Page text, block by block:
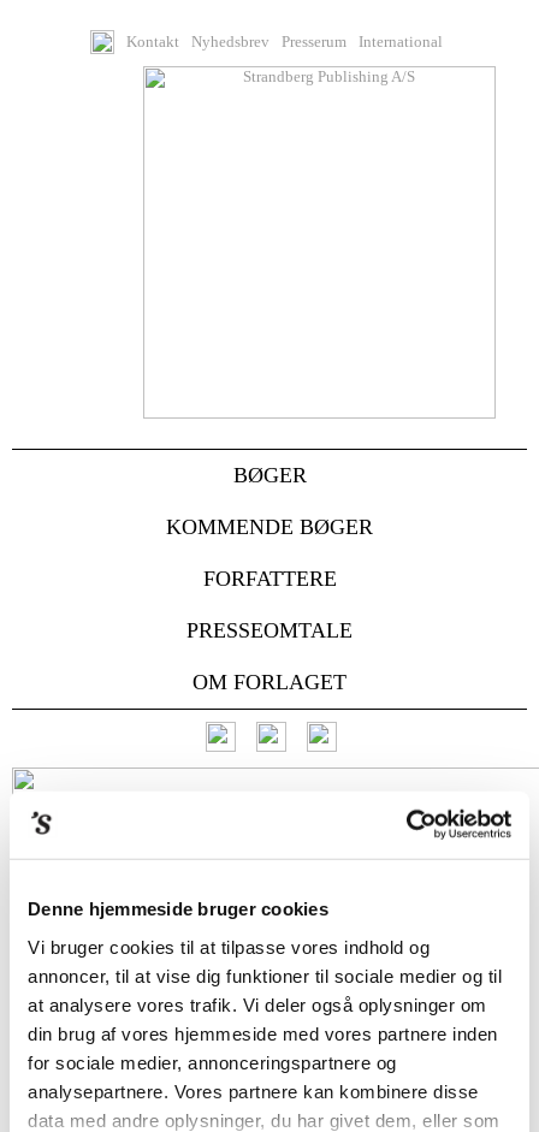
Denne hjemmeside bruger cookies
Vi bruger cookies til at tilpasse vores indhold og
annoncer, til at vise dig funktioner til sociale medier og til
at analysere vores trafik. Vi deler også oplysninger om
din brug af vores hjemmeside med vores partnere inden
for sociale medier, annonceringspartnere og
analysepartnere. Vores partnere kan kombinere disse
data med andre oplysninger, du har givet dem, eller som
Kontakt Nyhedsbrev Presserum International
BØGER
KOMMENDE BØGER
FORFATTERE
PRESSEOMTALE
OM FORLAGET